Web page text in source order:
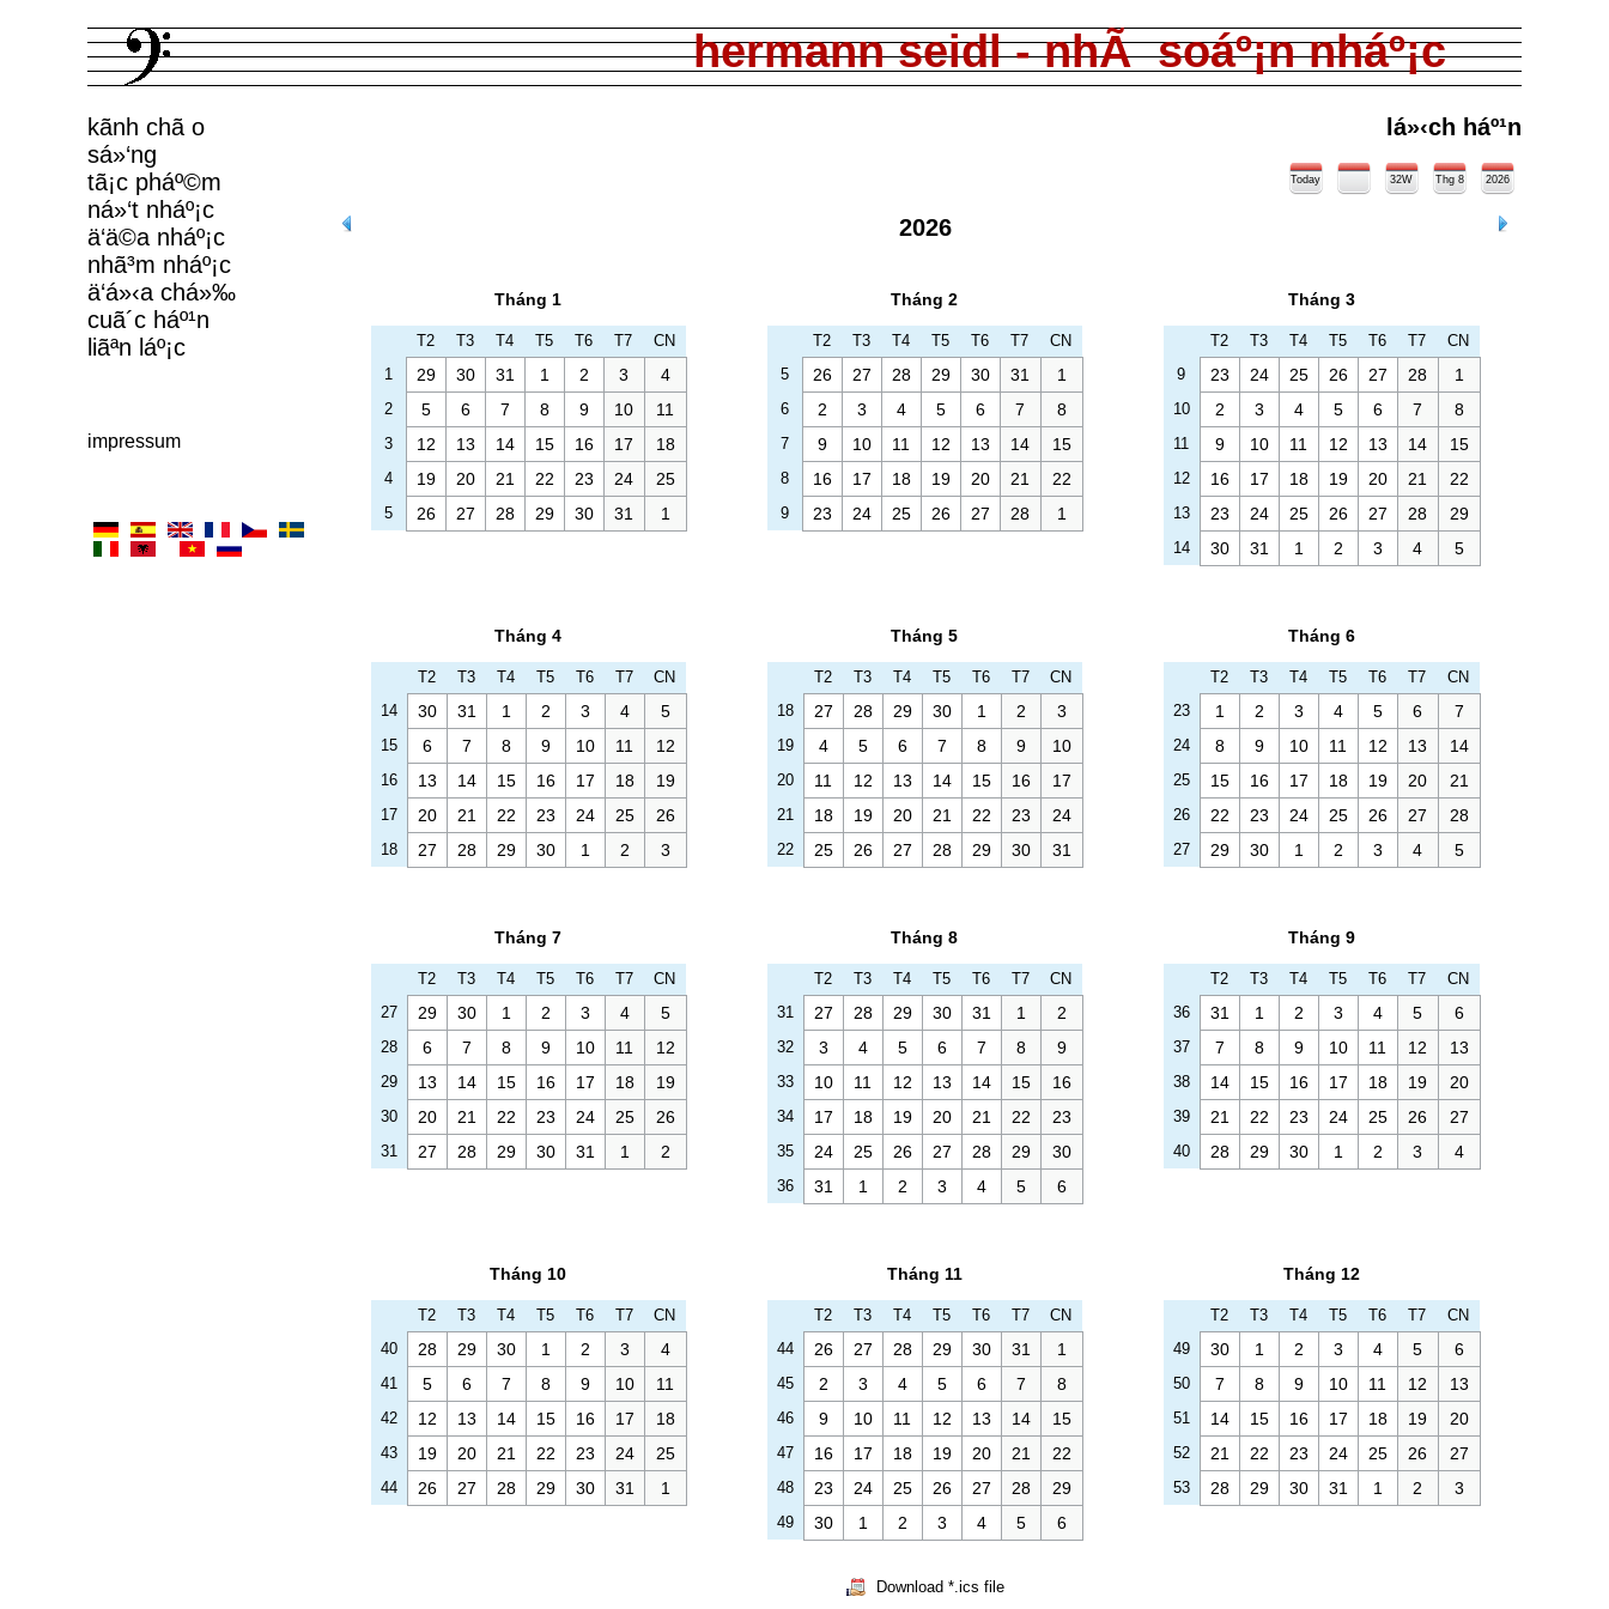
hermann seidl - nhÃ soáº¡n nháº¡c
kã­nh chã o
sá»‘ng
tã¡c pháº©m
ná»‘t nháº¡c
ä‘ä©a nháº¡c
nhã³m nháº¡c
ä‘á»‹a chá»‰
cuã´c háº¹n
liãªn láº¡c
impressum
lá»‹ch háº¹n
2026
Thg 8
32W
Today
2026
Tháng 1
T2 T3 T4 T5 T6 T7
CN
1
29 30 31 1 2 3 4
2 5 6 7 8 9 10 11
3 12 13 14 15 16 17 18
4 19 20 21 22 23 24 25
5 26 27 28 29 30 31 1
Tháng 2
T2 T3 T4 T5 T6 T7
CN
5
26 27 28 29 30 31 1
6 2 3 4 5 6 7 8
7 9 10 11 12 13 14 15
8 16 17 18 19 20 21 22
9 23 24 25 26 27 28 1
Tháng 3
T2 T3 T4 T5 T6 T7
CN
9
23 24 25 26 27 28 1
10 2 3 4 5 6 7 8
11 9 10 11 12 13 14 15
12 16 17 18 19 20 21 22
13 23 24 25 26 27 28 29
14 30 31 1 2 3 4 5
Tháng 4
T2 T3 T4 T5 T6 T7
CN
14
30 31 1 2 3 4 5
15 6 7 8 9 10 11 12
16 13 14 15 16 17 18 19
17 20 21 22 23 24 25 26
18 27 28 29 30 1 2 3
Tháng 5
T2 T3 T4 T5 T6 T7
CN
18
27 28 29 30 1 2 3
19 4 5 6 7 8 9 10
20 11 12 13 14 15 16 17
21 18 19 20 21 22 23 24
22 25 26 27 28 29 30 31
Tháng 6
T2 T3 T4 T5 T6 T7
CN
23
1 2 3 4 5 6 7
24 8 9 10 11 12 13 14
25 15 16 17 18 19 20 21
26 22 23 24 25 26 27 28
27 29 30 1 2 3 4 5
Tháng 7
T2 T3 T4 T5 T6 T7
CN
27
29 30 1 2 3 4 5
28 6 7 8 9 10 11 12
29 13 14 15 16 17 18 19
30 20 21 22 23 24 25 26
31 27 28 29 30 31 1 2
Tháng 8
T2 T3 T4 T5 T6 T7
CN
31
27 28 29 30 31 1 2
32 3 4 5 6 7 8 9
33 10 11 12 13 14 15 16
34 17 18 19 20 21 22 23
35 24 25 26 27 28 29 30
36 31 1 2 3 4 5 6
Tháng 9
T2 T3 T4 T5 T6 T7
CN
36
31 1 2 3 4 5 6
37 7 8 9 10 11 12 13
38 14 15 16 17 18 19 20
39 21 22 23 24 25 26 27
40 28 29 30 1 2 3 4
Tháng 10
T2 T3 T4 T5 T6 T7
CN
40
28 29 30 1 2 3 4
41 5 6 7 8 9 10 11
42 12 13 14 15 16 17 18
43 19 20 21 22 23 24 25
44 26 27 28 29 30 31 1
Tháng 11
T2 T3 T4 T5 T6 T7
CN
44
26 27 28 29 30 31 1
45 2 3 4 5 6 7 8
46 9 10 11 12 13 14 15
47 16 17 18 19 20 21 22
48 23 24 25 26 27 28 29
49 30 1 2 3 4 5 6
Tháng 12
T2 T3 T4 T5 T6 T7
CN
49
30 1 2 3 4 5 6
50 7 8 9 10 11 12 13
51 14 15 16 17 18 19 20
52 21 22 23 24 25 26 27
53 28 29 30 31 1 2 3
Download *.ics file